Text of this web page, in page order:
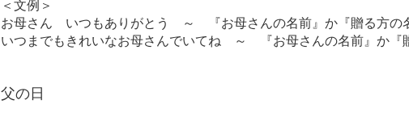
＜文例＞
お母さん いつもありがとう ～ 『お母さんの名前』か『贈る方の
いつまでもきれいなお母さんでいてね ～ 『お母さんの名前』か『
父の日